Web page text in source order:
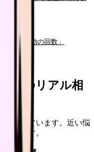
？
と、夜勤の回数」
んのリアル相
表示しています。近い悩
きます。